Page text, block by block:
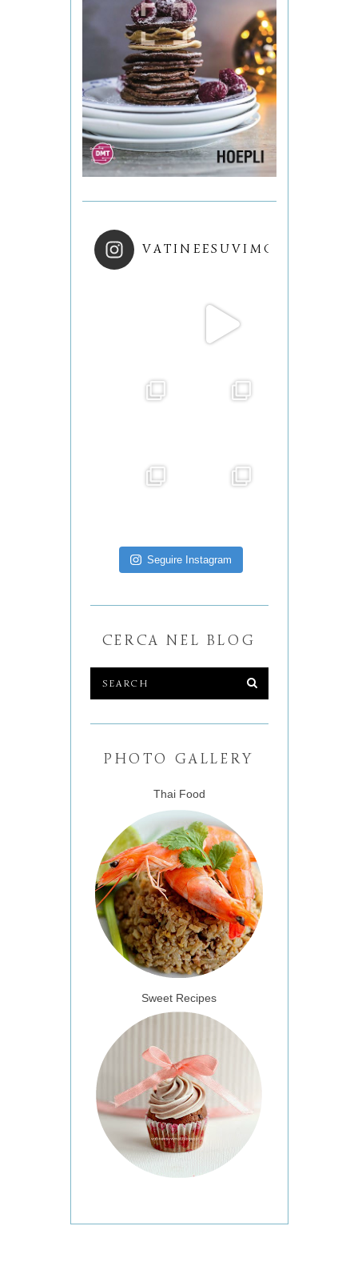
VATINEESUVIMOL
Seguire Instagram
CERCA NEL BLOG
PHOTO GALLERY
Thai Food
Sweet Recipes